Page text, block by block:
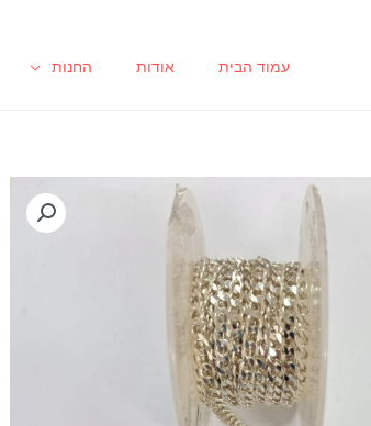
עמוד הבית אודות החנות